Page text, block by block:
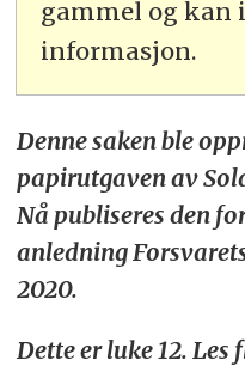
gammel og kan
informasjon.
Denne saken ble
papirutgaven av
Nå publiseres den
anledning
2020.
Dette er luke 12.